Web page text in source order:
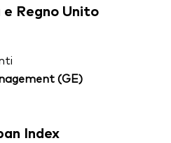
Regno Unito
(GE)
Index